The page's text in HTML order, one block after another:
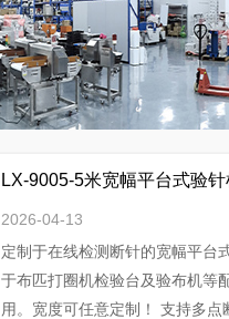
LX-9005-5米宽幅平台式验针
2026-04-13
定制于在线检测断针的宽幅平台
于布匹打圈机检验台及验布机等
用。宽度可任意定制！ 支持多点